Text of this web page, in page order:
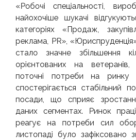
«Робочі спеціальності,
найохочіше шукачі
категоріях «Продаж,
реклама, PR»,
стало значне збільшення
орієнтованих на
поточні потреби на ринку
спостерігається стабільний
посади, що сприяє
даних сегментах. Ринок
реагує на потреби сил
листопаді було зафіксовано